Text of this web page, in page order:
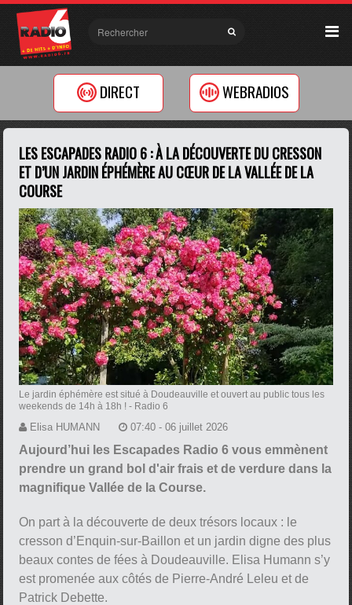
DIRECT WEBRADIOS
LES ESCAPADES RADIO 6 : À LA DÉCOUVERTE DU CRESSON
ET D’UN JARDIN ÉPHÉMÈRE AU CŒUR DE LA VALLÉE DE LA
COURSE
Le jardin éphémère est situé à Doudeauville et ouvert au public tous les
weekends de 14h à 18h ! - Radio 6
Elisa HUMANN 07:40 - 06 juillet 2026
Aujourd’hui les Escapades Radio 6 vous emmènent
prendre un grand bol d'air frais et de verdure dans la
magnifique Vallée de la Course.
On part à la découverte de deux trésors locaux : le
cresson d’Enquin-sur-Baillon et un jardin digne des plus
beaux contes de fées à Doudeauville. Elisa Humann s’y
est promenée aux côtés de Pierre-André Leleu et de
Patrick Debette.